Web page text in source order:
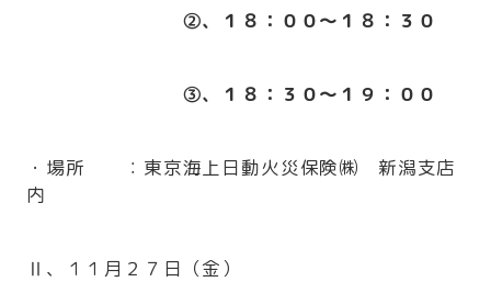
②、１８：００～１８：３０
③、１８：３０～１９：００
・場所 ：東京海上日動火災保険㈱ 新潟支店
内
Ⅱ、１１月２７日（金）